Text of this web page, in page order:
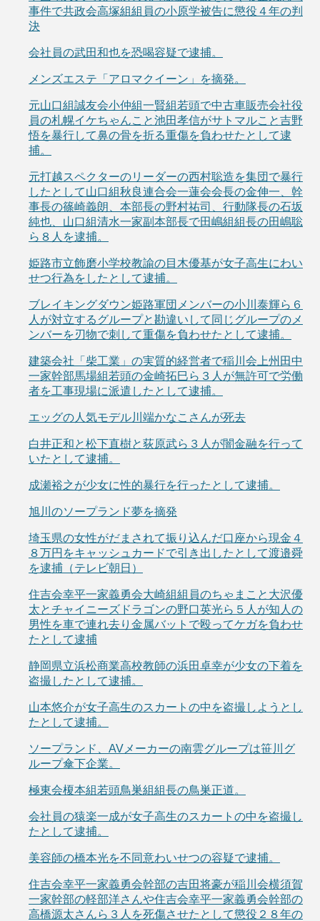
事件で共政会高塚組組員の小原学被告に懲役４年の判
決
会社員の武田和也を恐喝容疑で逮捕。
メンズエステ「アロマクイーン」を摘発。
元山口組誠友会小仲組一賢組若頭で中古車販売会社役
員の札幌イケちゃんこと池田孝信がサトマルこと吉野
悟を暴行して鼻の骨を折る重傷を負わせたとして逮
捕。
元打越スペクターのリーダーの西村聡造を集団で暴行
したとして山口組秋良連合会一蓮会会長の金伸一、幹
事長の篠崎義朗、本部長の野村祐司、行動隊長の石坂
純也、山口組清水一家副本部長で田嶋組組長の田嶋聡
ら８人を逮捕。
姫路市立飾磨小学校教諭の目木優基が女子高生にわい
せつ行為をしたとして逮捕。
ブレイキングダウン姫路軍団メンバーの小川泰輝ら６
人が対立するグループと勘違いして同じグループのメ
ンバーを刃物で刺して重傷を負わせたとして逮捕。
建築会社「柴工業」の実質的経営者で稲川会上州田中
一家幹部馬場組若頭の金崎拓巳ら３人が無許可で労働
者を工事現場に派遣したとして逮捕。
エッグの人気モデル川端かなこさんが死去
白井正和と松下直樹と荻原武ら３人が闇金融を行って
いたとして逮捕。
成瀬裕之が少女に性的暴行を行ったとして逮捕。
旭川のソープランド夢を摘発
埼玉県の女性がだまされて振り込んだ口座から現金４
８万円をキャッシュカードで引き出したとして渡邉舜
を逮捕（テレビ朝日）
住吉会幸平一家義勇会大崎組組員のちゃまこと大沢優
太とチャイニーズドラゴンの野口英光ら５人が知人の
男性を車で連れ去り金属バットで殴ってケガを負わせ
たとして逮捕
静岡県立浜松商業高校教師の浜田卓幸が少女の下着を
盗撮したとして逮捕。
山本悠介が女子高生のスカートの中を盗撮しようとし
たとして逮捕。
ソープランド、AVメーカーの南雲グループは笹川グ
ループ傘下企業。
極東会榎本組若頭鳥巣組組長の鳥巣正道。
会社員の猿楽一成が女子高生のスカートの中を盗撮し
たとして逮捕。
美容師の橋本光を不同意わいせつの容疑で逮捕。
住吉会幸平一家義勇会幹部の吉田将豪が稲川会横須賀
一家幹部の軽部洋さんや住吉会幸平一家義勇会幹部の
高橋源太さんら３人を死傷させたとして懲役２８年の